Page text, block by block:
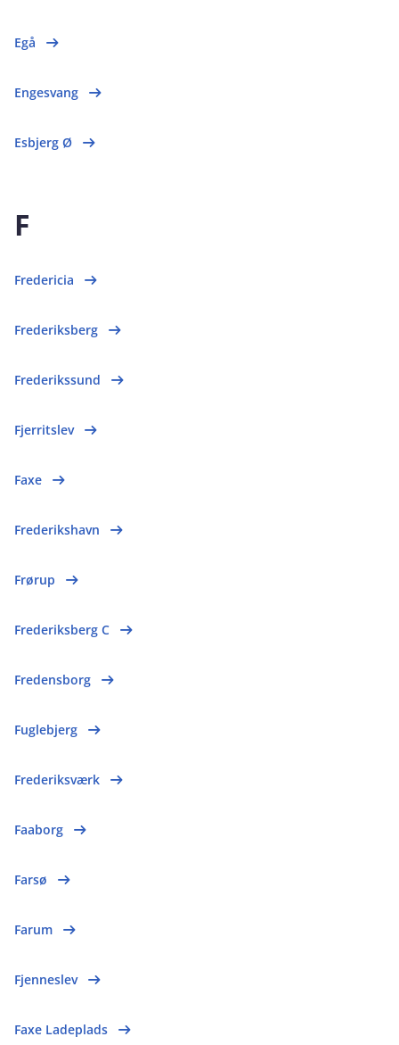
Egå
Engesvang
Esbjerg Ø
F
Fredericia
Frederiksberg
Frederikssund
Fjerritslev
Faxe
Frederikshavn
Frørup
Frederiksberg C
Fredensborg
Fuglebjerg
Frederiksværk
Faaborg
Farsø
Farum
Fjenneslev
Faxe Ladeplads